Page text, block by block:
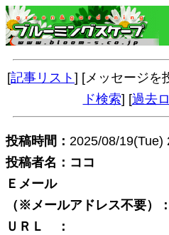
[記事リスト ] [メッセージを
ド検索] [過去
投稿時間： 2025/08/19(Tue)
投稿者名：ココ
Ｅメール
（※メールアドレス不要）：
ＵＲＬ ：